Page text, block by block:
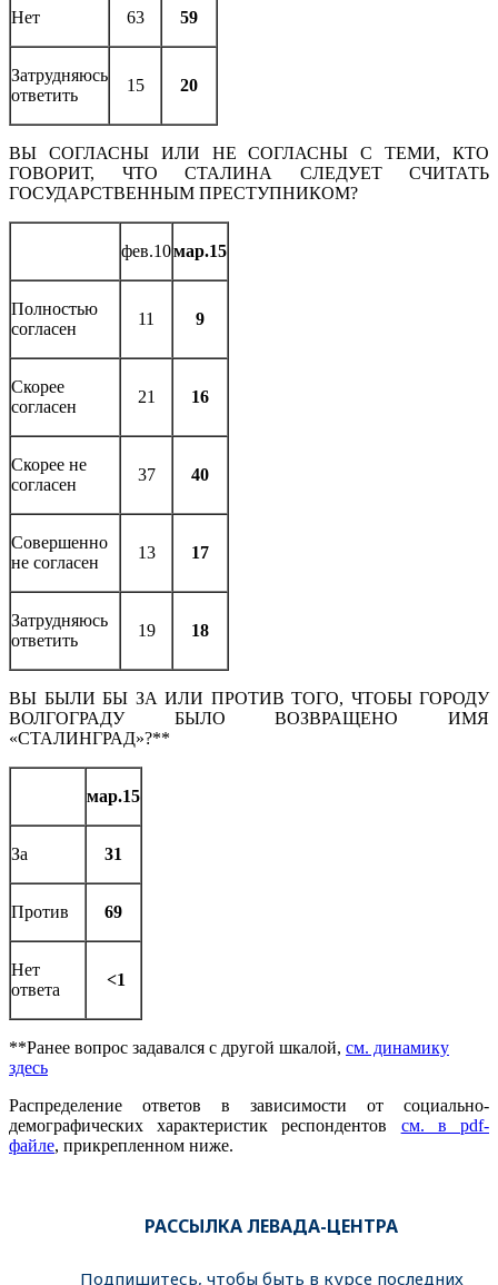
Нет 63 59
Затрудняюсь
ответить
15 20
ВЫ СОГЛАСНЫ ИЛИ НЕ СОГЛАСНЫ С ТЕМИ, КТО
ГОВОРИТ, ЧТО СТАЛИНА СЛЕДУЕТ СЧИТАТЬ
ГОСУДАРСТВЕННЫМ ПРЕСТУПНИКОМ?
фев.10мар.15
Полностью
согласен
11 9
Скорее
согласен
21 16
Скорее не
согласен
37 40
Совершенно
не согласен
13 17
Затрудняюсь
ответить
19 18
ВЫ БЫЛИ БЫ ЗА ИЛИ ПРОТИВ ТОГО, ЧТОБЫ ГОРОДУ
ВОЛГОГРАДУ БЫЛО ВОЗВРАЩЕНО ИМЯ
«СТАЛИНГРАД»?**
мар.15
За 31
Против 69
Нет
ответа
<1
**Ранее вопрос задавался с другой шкалой, см. динамику
здесь
Распределение ответов в зависимости от социально-
демографических характеристик респондентов см. в pdf-
файле, прикрепленном ниже.
РАССЫЛКА ЛЕВАДА-ЦЕНТРА
Подпишитесь, чтобы быть в курсе последних